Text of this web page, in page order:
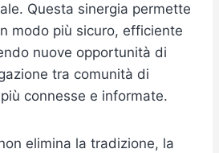
Questa sinergia permette
modo più sicuro, efficiente
nuove opportunità di
tra comunità di
connesse e informate.
elimina la tradizione, la